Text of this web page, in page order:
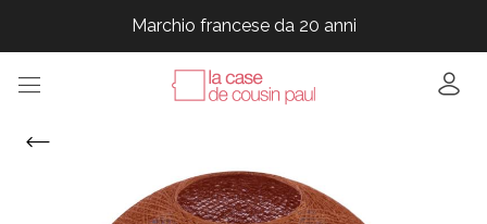
Marchio francese da 20 anni
Marchio francese da 20 anni
Marchio francese da 20 anni